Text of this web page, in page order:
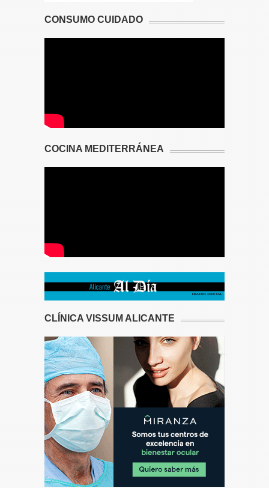
CONSUMO CUIDADO
COCINA MEDITERRÁNEA
CLÍNICA VISSUM ALICANTE